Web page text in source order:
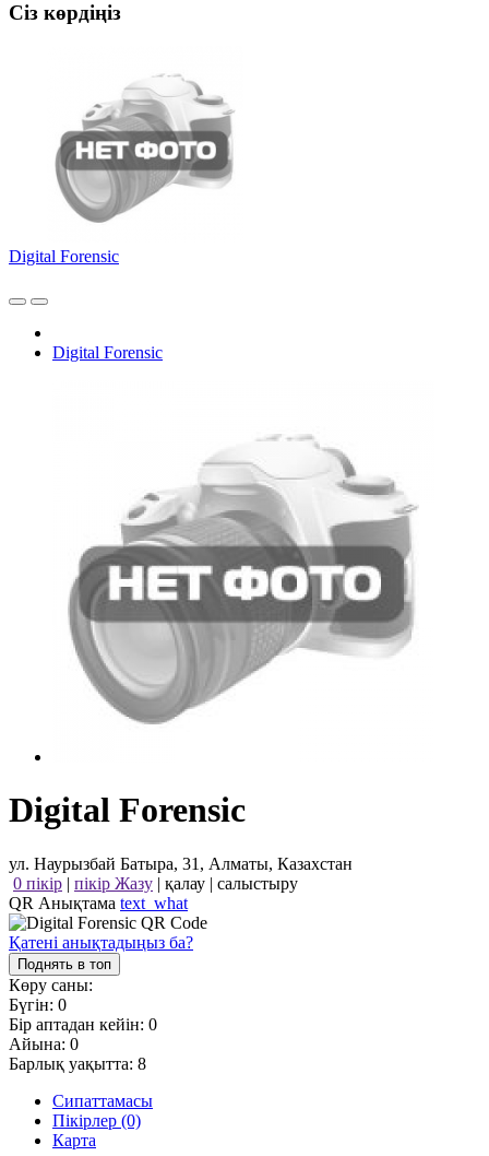
Сіз көрдіңіз
Digital Forensic
Digital Forensic
Digital Forensic
ул. Наурызбай Батыра, 31, Алматы, Казахстан
0 пікір | пікір Жазу | қалау | салыстыру
QR Анықтама text_what
Қатені анықтадыңыз ба?
Поднять в топ
Көру саны:
Бүгін: 0
Бір аптадан кейін: 0
Айына: 0
Барлық уақытта: 8
Сипаттамасы
Пікірлер (0)
Карта